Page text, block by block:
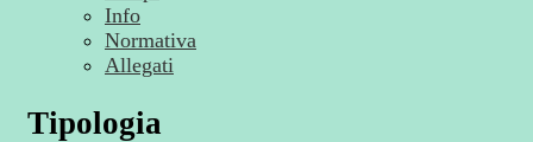
Info
Normativa
Allegati
Tipologia